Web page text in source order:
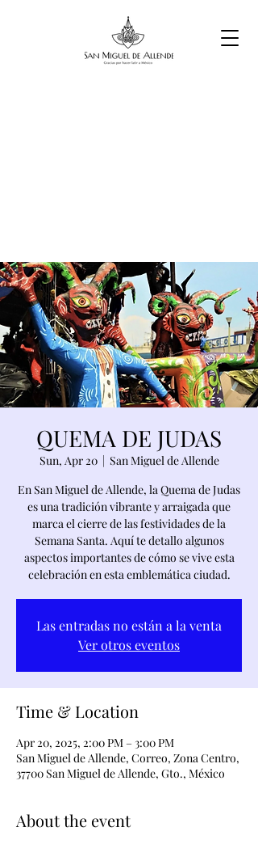
QUEMA DE JUDAS
Sun, Apr 20
  |
San Miguel de Allende
En San Miguel de Allende, la Quema de Judas
es una tradición vibrante y arraigada que
marca el cierre de las festividades de la
Semana Santa. Aquí te detallo algunos
aspectos importantes de cómo se vive esta
celebración en esta emblemática ciudad.
Las entradas no están a la venta
Ver otros eventos
Time & Location
Apr 20, 2025, 2:00 PM – 3:00 PM
San Miguel de Allende, Correo, Zona Centro,
37700 San Miguel de Allende, Gto., México
About the event